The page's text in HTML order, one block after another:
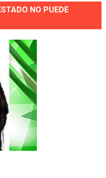
NO PUEDE